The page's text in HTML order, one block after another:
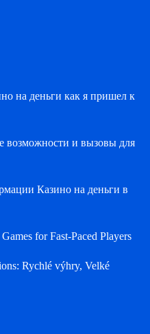
на деньги как я пришел к
возможности и вызовы для
Казино на деньги в
for Fast‑Paced Players
Rychlé výhry, Velké